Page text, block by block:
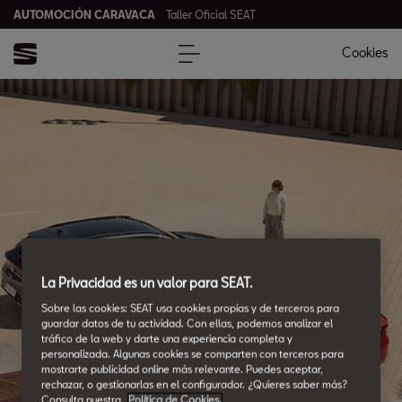
AUTOMOCIÓN CARAVACA Taller Oficial SEAT
Cookies
La Privacidad es un valor para SEAT.
Sobre las cookies: SEAT usa cookies propias y de terceros para
guardar datos de tu actividad. Con ellas, podemos analizar el
tráfico de la web y darte una experiencia completa y
personalizada. Algunas cookies se comparten con terceros para
mostrarte publicidad online más relevante. Puedes aceptar,
rechazar, o gestionarlas en el configurador. ¿Quieres saber más?
Consulta nuestra
Política de Cookies.